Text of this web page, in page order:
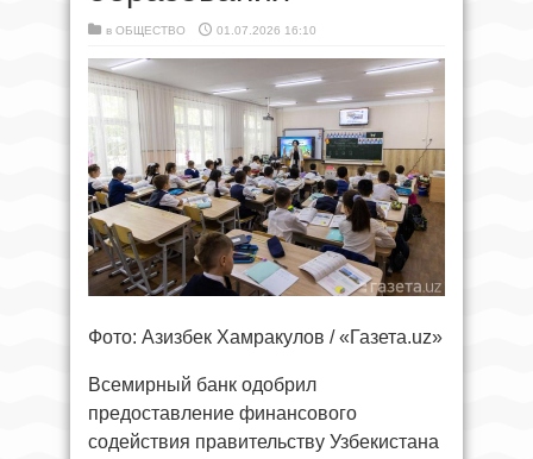
в ОБЩЕСТВО 01.07.2026 16:10
Фото: Азизбек Хамракулов / «Газета.uz»
Всемирный банк одобрил
предоставление финансового
содействия правительству Узбекистана